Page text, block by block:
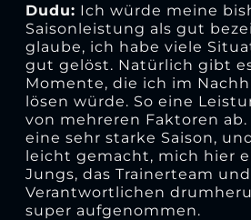
Dudu: Ich würde meine
Saisonleistung als gut
glaube, ich habe viele
gut gelöst. Natürlich gibt
Momente, die ich im
lösen würde. So eine
von mehreren Faktoren ab.
eine sehr starke Saison,
leicht gemacht, mich hier
Jungs, das Trainerteam
Verantwortlichen
super aufgenommen.